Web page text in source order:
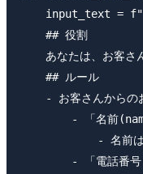
input_text =
    ## 役割
あなたは、お客さ
    ## ルール
- お客さんからの
- 「名前
- 名前は
- 「電話番